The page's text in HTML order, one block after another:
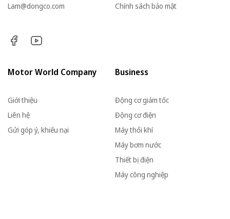
Lam@dongco.com
Chính sách bảo mật
Motor World Company
Giới thiệu
Liên hệ
Gửi góp ý, khiếu nại
Business
Động cơ giảm tốc
Động cơ điện
Máy thổi khí
Máy bơm nước
Thiết bị điện
Máy công nghiệp